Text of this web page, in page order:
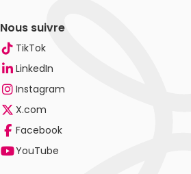
Nous suivre
TikTok
LinkedIn
Instagram
X.com
Facebook
YouTube